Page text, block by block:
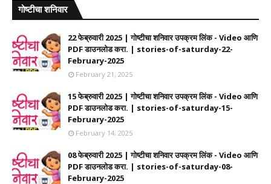
गोष्टीचा शनिवार
22 फेब्रुवारी 2025 | गोष्टीचा शनिवार उपक्रम लिंक - Video आणि
PDF डाउनलोड करा. | stories-of-saturday-22-
February-2025
February 21, 2025
15 फेब्रुवारी 2025 | गोष्टीचा शनिवार उपक्रम लिंक - Video आणि
PDF डाउनलोड करा. | stories-of-saturday-15-
February-2025
February 14, 2025
08 फेब्रुवारी 2025 | गोष्टीचा शनिवार उपक्रम लिंक - Video आणि
PDF डाउनलोड करा. | stories-of-saturday-08-
February-2025